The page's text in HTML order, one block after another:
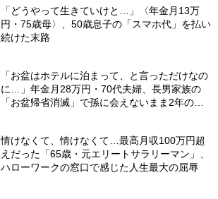
「どうやって生きていけと…」〈年金月13万
円・75歳母〉、50歳息子の「スマホ代」を払い
続けた末路
「お盆はホテルに泊まって、と言っただけなの
に…」年金月28万円・70代夫婦、長男家族の
「お盆帰省消滅」で孫に会えないまま2年の歳
情けなくて、情けなくて…最高月収100万円超
えだった「65歳・元エリートサラリーマン」、
ハローワークの窓口で感じた人生最大の屈辱